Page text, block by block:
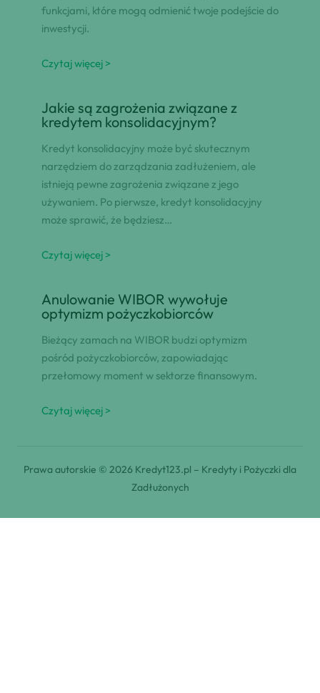
funkcjami, które mogą odmienić twoje podejście do
inwestycji.
Czytaj więcej >
Jakie są zagrożenia związane z
kredytem konsolidacyjnym?
Kredyt konsolidacyjny może być skutecznym
narzędziem do zarządzania zadłużeniem, ale
istnieją pewne zagrożenia związane z jego
używaniem. Po pierwsze, kredyt konsolidacyjny
może sprawić, że będziesz…
Czytaj więcej >
Anulowanie WIBOR wywołuje
optymizm pożyczkobiorców
Bieżący zamach na WIBOR budzi optymizm
pośród pożyczkobiorców, zapowiadając
przełomowy moment w sektorze finansowym.
Czytaj więcej >
Prawa autorskie © 2026 Kredyt123.pl – Kredyty i Pożyczki dla
Zadłużonych